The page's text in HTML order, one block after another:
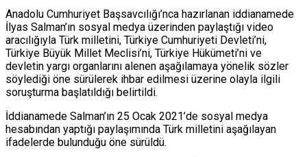
Anadolu Cumhuriyet Başsavcılığı’nca hazırlanan iddianamede
İlyas Salman’ın sosyal medya üzerinden paylaştığı video
aracılığıyla Türk milletini, Türkiye Cumhuriyeti Devleti’ni,
Türkiye Büyük Millet Meclisi’ni, Türkiye Hükümeti’ni ve
devletin yargı organlarını alenen aşağılamaya yönelik sözler
söylediği öne sürülerek ihbar edilmesi üzerine olayla ilgili
soruşturma başlatıldığı belirtildi.
İddianamede Salman’ın 25 Ocak 2021’de sosyal medya
hesabından yaptığı paylaşımında Türk milletini aşağılayan
ifadelerde bulunduğu öne sürüldü.